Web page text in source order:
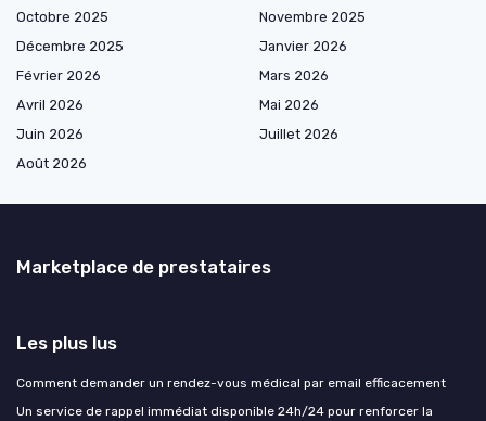
Octobre 2025
Novembre 2025
Décembre 2025
Janvier 2026
Février 2026
Mars 2026
Avril 2026
Mai 2026
Juin 2026
Juillet 2026
Août 2026
Marketplace de prestataires
Les plus lus
Comment demander un rendez-vous médical par email efficacement
Un service de rappel immédiat disponible 24h/24 pour renforcer la